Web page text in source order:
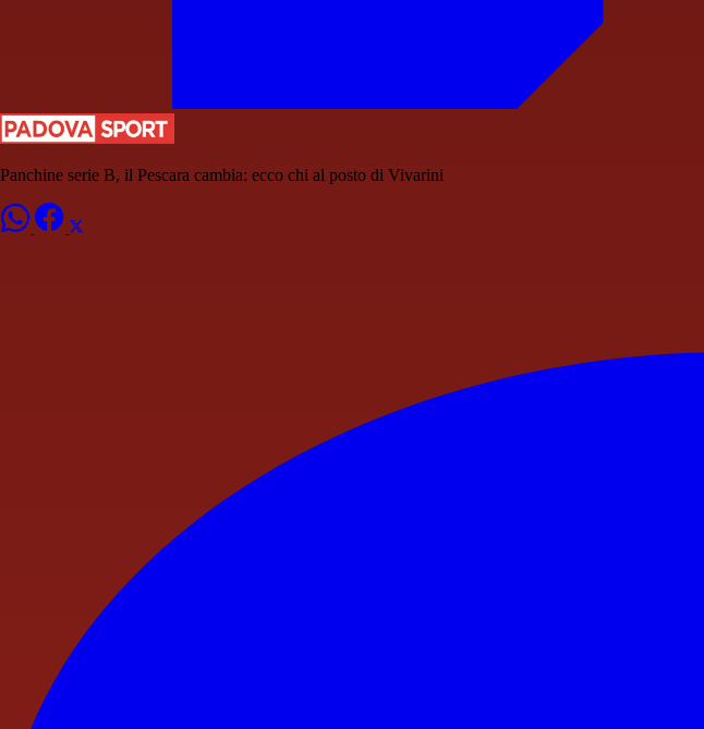
Panchine serie B, il Pescara cambia: ecco chi al posto di Vivarini